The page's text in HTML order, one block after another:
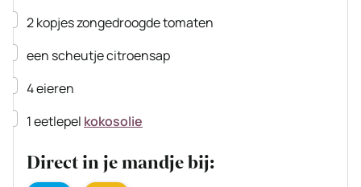
▢
2kopjes zongedroogde tomaten
▢
een scheutje citroensap
▢
4eieren
▢
1eetlepel kokosolie
Direct in je mandje bij: